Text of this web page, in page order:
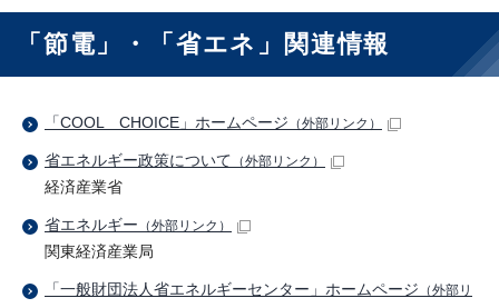
「節電」・「省エネ」関連情報
「COOL CHOICE」ホームページ （外部リンク）
省エネルギー政策について （外部リンク）
経済産業省
省エネルギー （外部リンク）
関東経済産業局
「一般財団法人省エネルギーセンター」ホームページ （外部リ